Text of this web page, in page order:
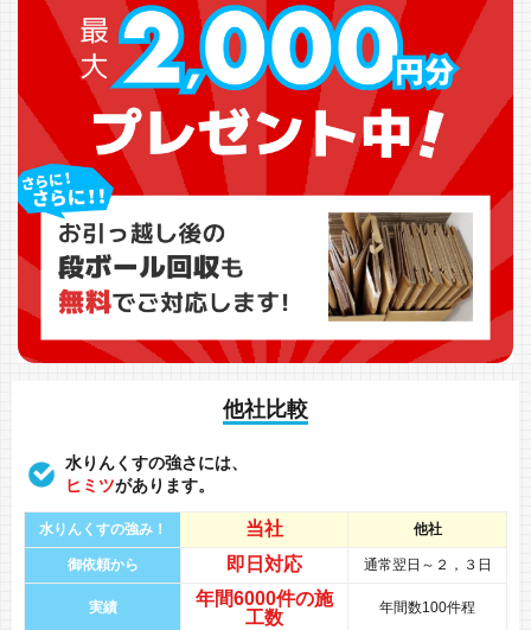
他社比較
水りんくすの強さには、
ヒミツがあります。
水りんくすの強み！ 当社 他社
御依頼から 即日対応 通常翌日～２，３日
実績 年間6000件の施
工数
年間数100件程